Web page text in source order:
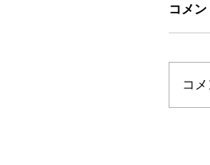
コメン
コ